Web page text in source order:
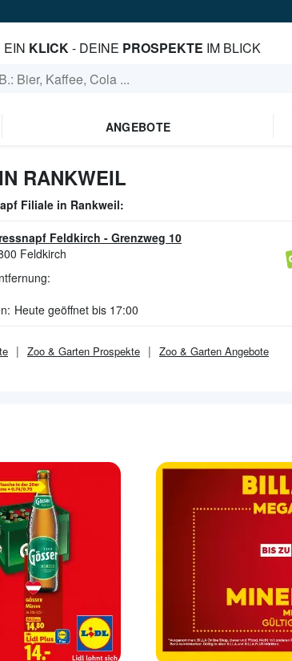
EIN KLICK- DEINE PROSPEKTE IM BLICK
ANGEBOTE
RANKWEIL
Filiale in Rankweil:
Feldkirch - Grenzweg 10
Feldkirch
Heute geöffnet bis 17:00
Zoo & Garten Prospekte Zoo & Garten Angebote